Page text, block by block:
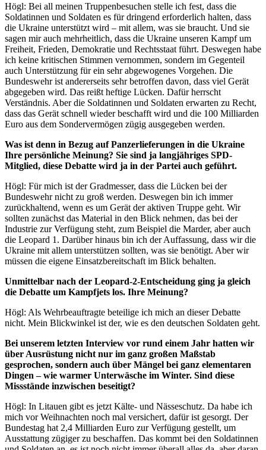
Högl: Bei all meinen Truppenbesuchen stelle ich fest, dass die
Soldatinnen und Soldaten es für dringend erforderlich halten, dass
die Ukraine unterstützt wird – mit allem, was sie braucht. Und sie
sagen mir auch mehrheitlich, dass die Ukraine unseren Kampf um
Freiheit, Frieden, Demokratie und Rechtsstaat führt. Deswegen habe
ich keine kritischen Stimmen vernommen, sondern im Gegenteil
auch Unterstützung für ein sehr abgewogenes Vorgehen. Die
Bundeswehr ist andererseits sehr betroffen davon, dass viel Gerät
abgegeben wird. Das reißt heftige Lücken. Dafür herrscht
Verständnis. Aber die Soldatinnen und Soldaten erwarten zu Recht,
dass das Gerät schnell wieder beschafft wird und die 100 Milliarden
Euro aus dem Sondervermögen zügig ausgegeben werden.
Was ist denn in Bezug auf Panzerlieferungen in die Ukraine
Ihre persönliche Meinung? Sie sind ja langjähriges SPD-
Mitglied, diese Debatte wird ja in der Partei auch geführt.
Högl: Für mich ist der Gradmesser, dass die Lücken bei der
Bundeswehr nicht zu groß werden. Deswegen bin ich immer
zurückhaltend, wenn es um Gerät der aktiven Truppe geht. Wir
sollten zunächst das Material in den Blick nehmen, das bei der
Industrie zur Verfügung steht, zum Beispiel die Marder, aber auch
die Leopard 1. Darüber hinaus bin ich der Auffassung, dass wir die
Ukraine mit allem unterstützen sollten, was sie benötigt. Aber wir
müssen die eigene Einsatzbereitschaft im Blick behalten.
Unmittelbar nach der Leopard-2-Entscheidung ging ja gleich
die Debatte um Kampfjets los. Ihre Meinung?
Högl: Als Wehrbeauftragte beteilige ich mich an dieser Debatte
nicht. Mein Blickwinkel ist der, wie es den deutschen Soldaten geht.
Bei unserem letzten Interview vor rund einem Jahr hatten wir
über Ausrüstung nicht nur im ganz großen Maßstab
gesprochen, sondern auch über Mängel bei ganz elementaren
Dingen – wie warmer Unterwäsche im Winter. Sind diese
Missstände inzwischen beseitigt?
Högl: In Litauen gibt es jetzt Kälte- und Nässeschutz. Da habe ich
mich vor Weihnachten noch mal versichert, dafür ist gesorgt. Der
Bundestag hat 2,4 Milliarden Euro zur Verfügung gestellt, um
Ausstattung zügiger zu beschaffen. Das kommt bei den Soldatinnen